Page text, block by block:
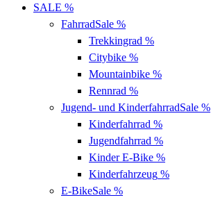
SALE %
FahrradSale %
Trekkingrad %
Citybike %
Mountainbike %
Rennrad %
Jugend- und KinderfahrradSale %
Kinderfahrrad %
Jugendfahrrad %
Kinder E-Bike %
Kinderfahrzeug %
E-BikeSale %